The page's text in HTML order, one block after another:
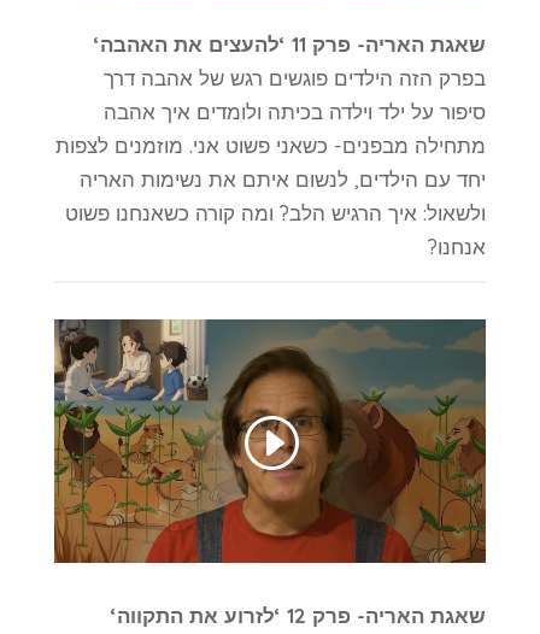
שאגת האריה- פרק 11 ‘להעצים את האהבה‘
בפרק הזה הילדים פוגשים רגש של אהבה דרך
סיפור על ילד וילדה בכיתה ולומדים איך אהבה
מתחילה מבפנים- כשאני פשוט אני. מוזמנים לצפות
יחד עם הילדים, לנשום איתם את נשימות האריה
ולשאול: איך הרגיש הלב? ומה קורה כשאנחנו פשוט
אנחנו?
שאגת האריה- פרק 12 ‘לזרוע את התקווה‘